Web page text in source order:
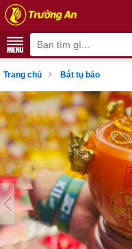
Trang chủ › Bát tụ bảo